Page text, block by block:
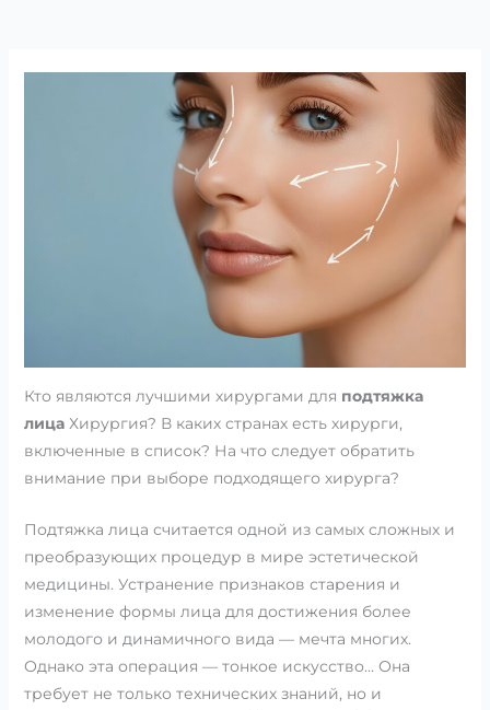
Кто являются лучшими хирургами для подтяжка
лицаХирургия? В каких странах есть хирурги,
включенные в список? На что следует обратить
внимание при выборе подходящего хирурга?
Подтяжка лица считается одной из самых сложных и
преобразующих процедур в мире эстетической
медицины. Устранение признаков старения и
изменение формы лица для достижения более
молодого и динамичного вида — мечта многих.
Однако эта операция — тонкое искусство… Она
требует не только технических знаний, но и